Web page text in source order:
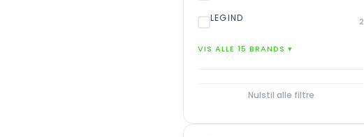
LEGIND 2
VIS ALLE 15 BRANDS ▾
Nulstil alle filtre